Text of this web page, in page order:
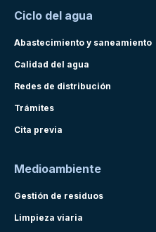
Ciclo del agua
Abastecimiento y saneamiento
Calidad del agua
Redes de distribución
Trámites
Cita previa
Medioambiente
Gestión de residuos
Limpieza viaria